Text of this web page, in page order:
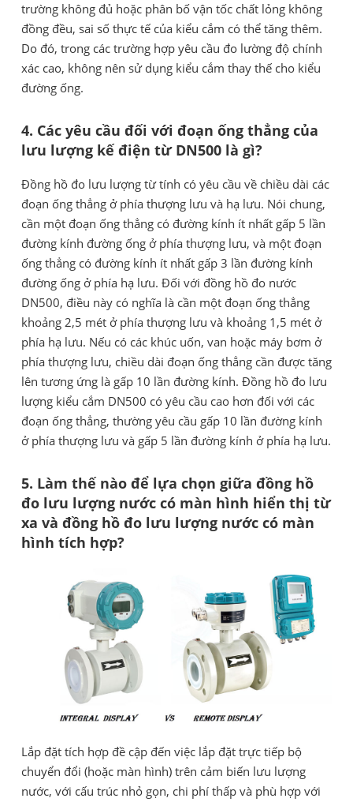
trường không đủ hoặc phân bố vận tốc chất lỏng không
đồng đều, sai số thực tế của kiểu cắm có thể tăng thêm.
Do đó, trong các trường hợp yêu cầu đo lường độ chính
xác cao, không nên sử dụng kiểu cắm thay thế cho kiểu
đường ống.
4. Các yêu cầu đối với đoạn ống thẳng của
lưu lượng kế điện từ DN500 là gì?
Đồng hồ đo lưu lượng từ tính có yêu cầu về chiều dài các
đoạn ống thẳng ở phía thượng lưu và hạ lưu. Nói chung,
cần một đoạn ống thẳng có đường kính ít nhất gấp 5 lần
đường kính đường ống ở phía thượng lưu, và một đoạn
ống thẳng có đường kính ít nhất gấp 3 lần đường kính
đường ống ở phía hạ lưu. Đối với đồng hồ đo nước
DN500, điều này có nghĩa là cần một đoạn ống thẳng
khoảng 2,5 mét ở phía thượng lưu và khoảng 1,5 mét ở
phía hạ lưu. Nếu có các khúc uốn, van hoặc máy bơm ở
phía thượng lưu, chiều dài đoạn ống thẳng cần được tăng
lên tương ứng là gấp 10 lần đường kính. Đồng hồ đo lưu
lượng kiểu cắm DN500 có yêu cầu cao hơn đối với các
đoạn ống thẳng, thường yêu cầu gấp 10 lần đường kính
ở phía thượng lưu và gấp 5 lần đường kính ở phía hạ lưu.
5. Làm thế nào để lựa chọn giữa đồng hồ
đo lưu lượng nước có màn hình hiển thị từ
xa và đồng hồ đo lưu lượng nước có màn
hình tích hợp?
Lắp đặt tích hợp đề cập đến việc lắp đặt trực tiếp bộ
chuyển đổi (hoặc màn hình) trên cảm biến lưu lượng
nước, với cấu trúc nhỏ gọn, chi phí thấp và phù hợp với